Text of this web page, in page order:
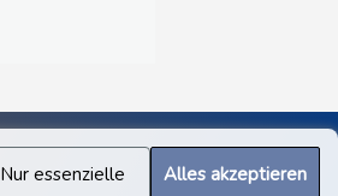
Nur essenzielle Alles akzeptieren